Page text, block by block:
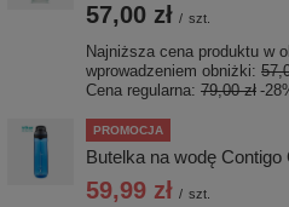
57,00 zł / szt.
Najniższa cena produktu w
wprowadzeniem obniżki:
Cena regularna: 79,00 zł -
PROMOCJA
Butelka na wodę
59,99 zł / szt.